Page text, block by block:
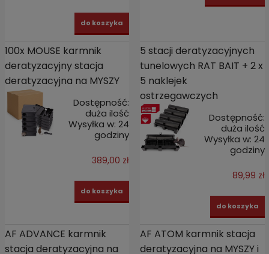
do koszyka
100x MOUSE karmnik
deratyzacyjny stacja
deratyzacyjna na MYSZY
Dostępność:
duża ilość
Wysyłka w: 24
godziny
389,00 zł
do koszyka
5 stacji deratyzacyjnych
tunelowych RAT BAIT + 2 x
5 naklejek
ostrzegawczych
Dostępność:
duża ilość
Wysyłka w: 24
godziny
89,99 zł
do koszyka
AF ADVANCE karmnik
stacja deratyzacyjna na
AF ATOM karmnik stacja
deratyzacyjna na MYSZY i